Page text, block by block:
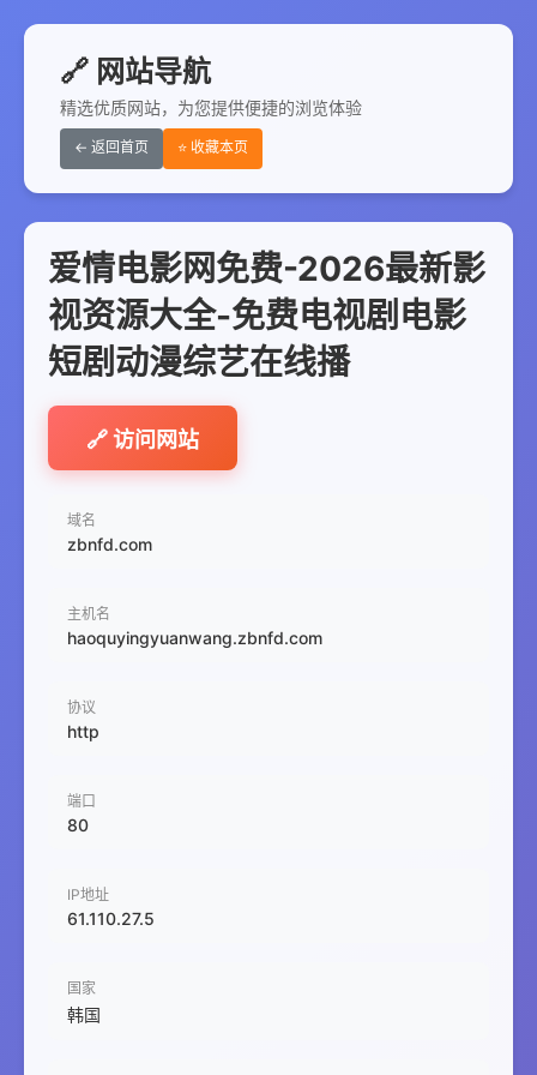
🔗 网站导航
精选优质网站，为您提供便捷的浏览体验
← 返回首页 ⭐ 收藏本页
爱情电影网免费-2026最新影
视资源大全-免费电视剧电影
短剧动漫综艺在线播
🔗 访问网站
域名
zbnfd.com
主机名
haoquyingyuanwang.zbnfd.com
协议
http
端口
80
IP地址
61.110.27.5
国家
韩国